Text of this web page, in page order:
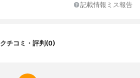
記載情報ミス報告
クチコミ・評判(0)